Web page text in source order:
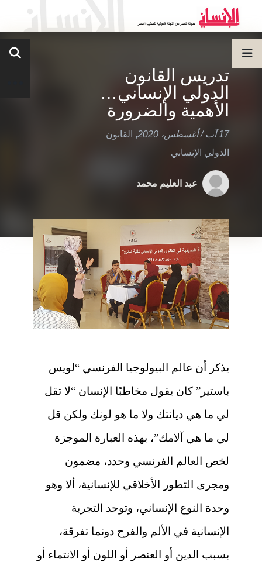
تدريس القانون
الدولي الإنساني…
الأهمية والضرورة
17 آب / أغسطس، 2020 , القانون
الدولي الإنساني
عبد العليم محمد
يذكر أن عالم البيولوجيا الفرنسي “لويس
باستير” كان يقول مخاطبًا الإنسان “لا تقل
لي ما هي ديانتك ولا ما هو لونك ولكن قل
لي ما هي آلامك”، بهذه العبارة الموجزة
لخص العالم الفرنسي وحدد، مضمون
ومجرى التطور الأخلاقي للإنسانية، ألا وهو
وحدة النوع الإنساني، وتوحد التجربة
الإنسانية في الألم والفرح دونما تفرقة،
بسبب الدين أو العنصر أو اللون أو الانتماء أو